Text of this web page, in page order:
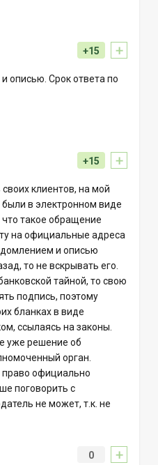
+
+15
описью. Срок ответа по
+
+15
клиентов, на мой
в электронном виде
такое обращение
на официальные адреса
и описью
то не вскрывать его.
тайной, то свою
подпись, поэтому
бланках в виде
ссылаясь на законы.
уже решение об
орган.
право официально
поговорить с
не может, т.к. не
+
0